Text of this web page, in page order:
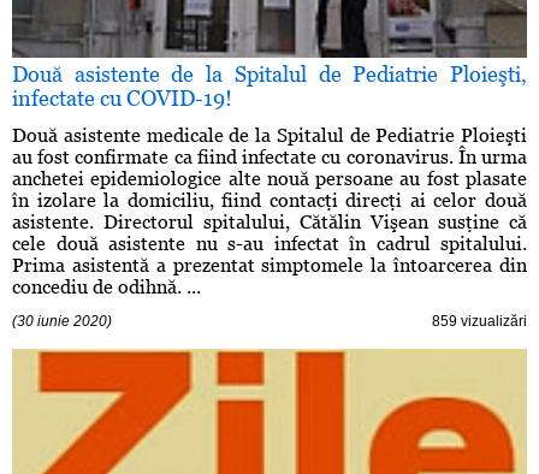
Două asistente de la Spitalul de Pediatrie Ploieşti,
infectate cu COVID-19!
Două asistente medicale de la Spitalul de Pediatrie Ploieşti
au fost confirmate ca fiind infectate cu coronavirus. În urma
anchetei epidemiologice alte nouă persoane au fost plasate
în izolare la domiciliu, fiind contacţi direcţi ai celor două
asistente. Directorul spitalului, Cătălin Vişean susţine că
cele două asistente nu s-au infectat în cadrul spitalului.
Prima asistentă a prezentat simptomele la întoarcerea din
concediu de odihnă. ...
(30 iunie 2020) 859 vizualizări